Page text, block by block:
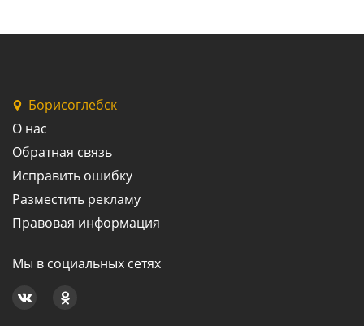
Борисоглебск
О нас
Обратная связь
Исправить ошибку
Разместить рекламу
Правовая информация
Мы в социальных сетях